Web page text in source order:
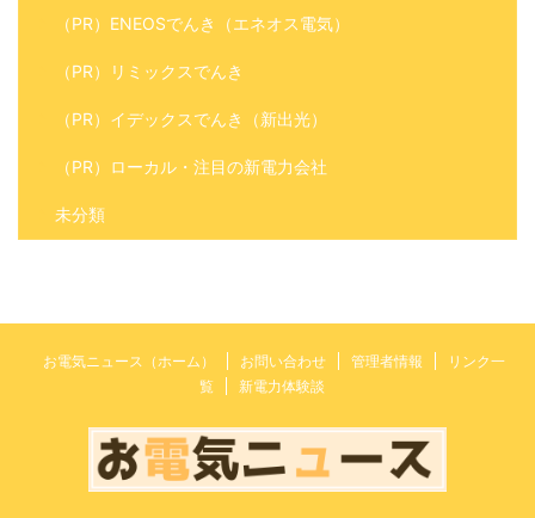
（PR）ENEOSでんき（エネオス電気）
（PR）リミックスでんき
（PR）イデックスでんき（新出光）
（PR）ローカル・注目の新電力会社
未分類
お電気ニュース（ホーム） お問い合わせ 管理者情報
リンク一
覧
新電力体験談